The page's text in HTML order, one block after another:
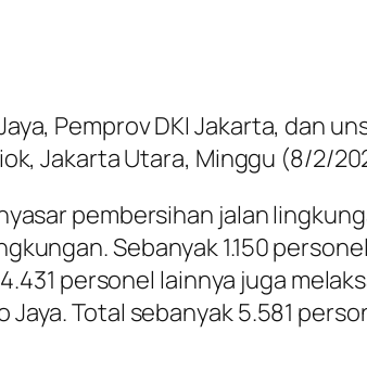
Pemprov DKI Jakarta, dan
Jakarta Utara, Minggu (8/2/
pembersihan jalan
Sebanyak 1.150
personel lainnya juga
Total sebanyak 5.581